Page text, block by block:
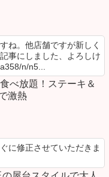
ね。他店舗ですが新しく
事にしました、よろしけ
n/n5...
べ放題！ステーキ＆
激熱
に修正させていただきま